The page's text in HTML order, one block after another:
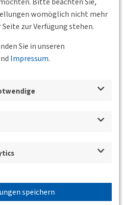
womöglich nicht mehr
zur Verfügung stehen.
Sie in unseren
Impressum.
speichern
Stuttgart
bei der künftigen
des
über die künftigen